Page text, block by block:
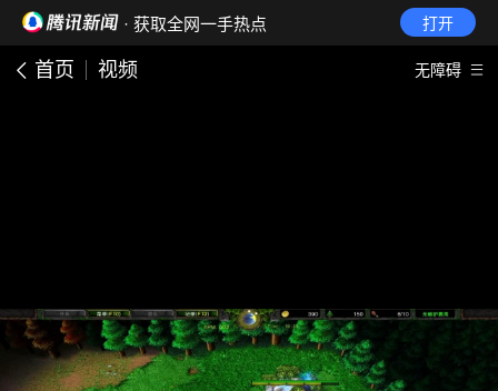
· 获取全网一手热点 打开
首页 视频 无障碍